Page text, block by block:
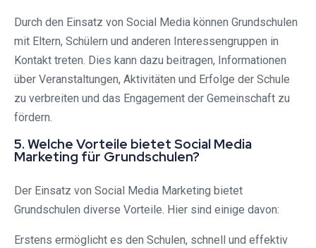
Durch den Einsatz von Social Media können Grundschulen
mit Eltern, Schülern und anderen Interessengruppen in
Kontakt treten. Dies kann dazu beitragen, Informationen
über Veranstaltungen, Aktivitäten und Erfolge der Schule
zu verbreiten und das Engagement der Gemeinschaft zu
fördern.
5. Welche Vorteile bietet Social Media
Marketing für Grundschulen?
Der Einsatz von Social Media Marketing bietet
Grundschulen diverse Vorteile. Hier sind einige davon:
Erstens ermöglicht es den Schulen, schnell und effektiv